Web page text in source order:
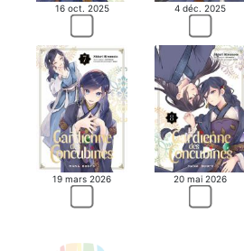
16 oct. 2025 4 déc. 2025
19 mars 2026 20 mai 2026